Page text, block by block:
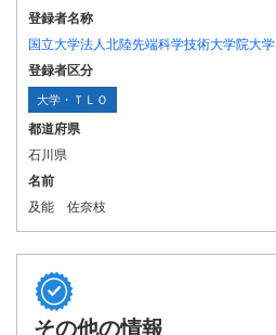
登録者名称
国立大学法人北陸先端科学技術大学院大学
登録者区分
大学・ＴＬＯ
都道府県
石川県
名前
及能 佐奈枝
その他の情報